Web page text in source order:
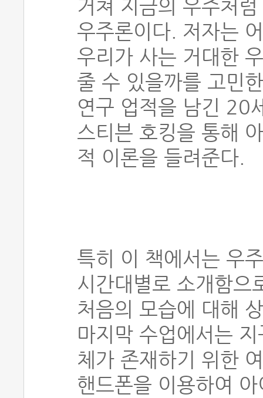
거쳐 지금의 우주처
우주론이다. 저자는
우리가 사는 거대한
줄 수 있을까를 고민
연구 업적을 남긴 20
스티븐 호킹을 통해
적 이론을 들려준다.
특히 이 책에서는 우
시간대별로 소개함으
처음의 모습에 대해
마지막 수업에서는
체가 존재하기 위한
핸드폰을 이용하여